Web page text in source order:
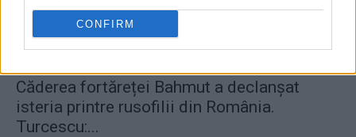
CONFIRM
Căderea fortăreței Bahmut a declanșat
isteria printre rusofilii din România.
Turcescu:...